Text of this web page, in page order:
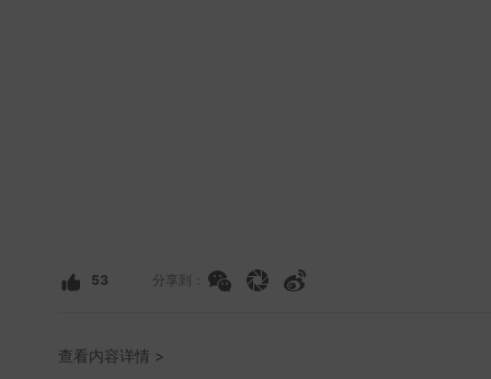
53 分享到：
查看内容详情 >